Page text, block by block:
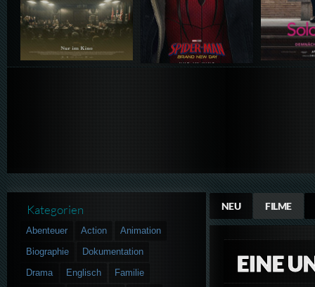
NEU FILME
EINE
Kategorien
Abenteuer Action
Animation
Biographie
Dokumentation
Drama
Englisch
Familie